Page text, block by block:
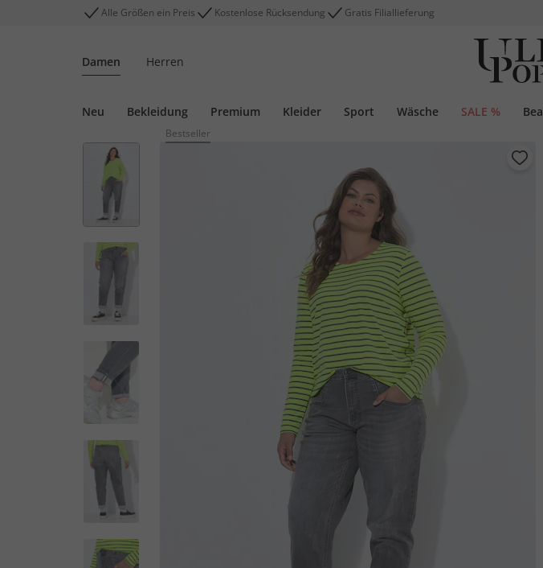
Alle Größen ein Preis Kostenlose Rücksendung Gratis Filiallieferung
Damen Herren
Neu Bekleidung Premium Kleider Sport Wäsche SALE %
Bestseller